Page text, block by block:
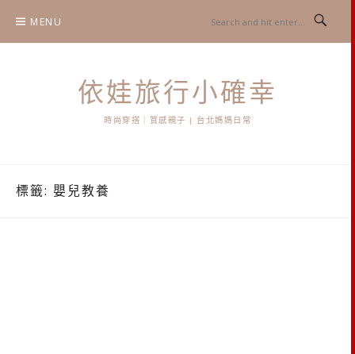
content
MENU
依娃旅行小確幸
時尚穿搭｜質感親子 | 台北媽媽日常
標籤: 嬰兒教養